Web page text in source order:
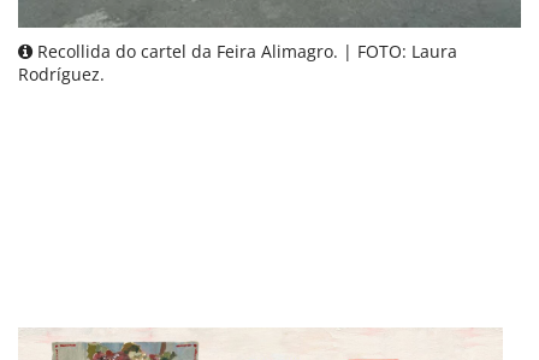
Recollida do cartel da Feira Alimagro. | FOTO: Laura
Rodríguez.